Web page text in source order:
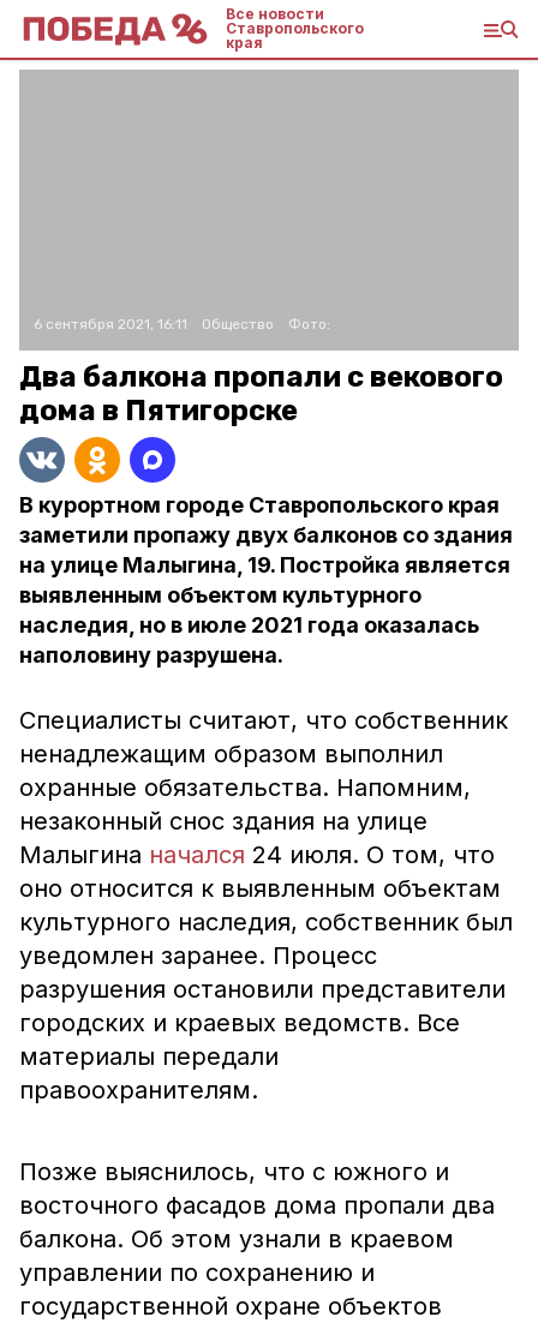
Все новости
Ставропольского
края
6 сентября 2021, 16:11 Общество Фото:
Два балкона пропали с векового
дома в Пятигорске
В курортном городе Ставропольского края
заметили пропажу двух балконов со здания
на улице Малыгина, 19. Постройка является
выявленным объектом культурного
наследия, но в июле 2021 года оказалась
наполовину разрушена.
Специалисты считают, что собственник
ненадлежащим образом выполнил
охранные обязательства. Напомним,
незаконный снос здания на улице
Малыгина начался 24 июля. О том, что
оно относится к выявленным объектам
культурного наследия, собственник был
уведомлен заранее. Процесс
разрушения остановили представители
городских и краевых ведомств. Все
материалы передали
правоохранителям.
Позже выяснилось, что с южного и
восточного фасадов дома пропали два
балкона. Об этом узнали в краевом
управлении по сохранению и
государственной охране объектов